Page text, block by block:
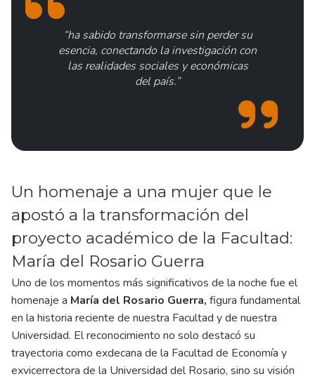
“ha sabido transformarse sin perder su
esencia, conectando la investigación con
las realidades sociales y económicas
del país.”
Un homenaje a una mujer que le
apostó a la transformación del
proyecto académico de la Facultad:
María del Rosario Guerra
Uno de los momentos más significativos de la noche fue el
homenaje a María del Rosario Guerra, figura fundamental
en la historia reciente de nuestra Facultad y de nuestra
Universidad. El reconocimiento no solo destacó su
trayectoria como exdecana de la Facultad de Economía y
exvicerrectora de la Universidad del Rosario, sino su visión